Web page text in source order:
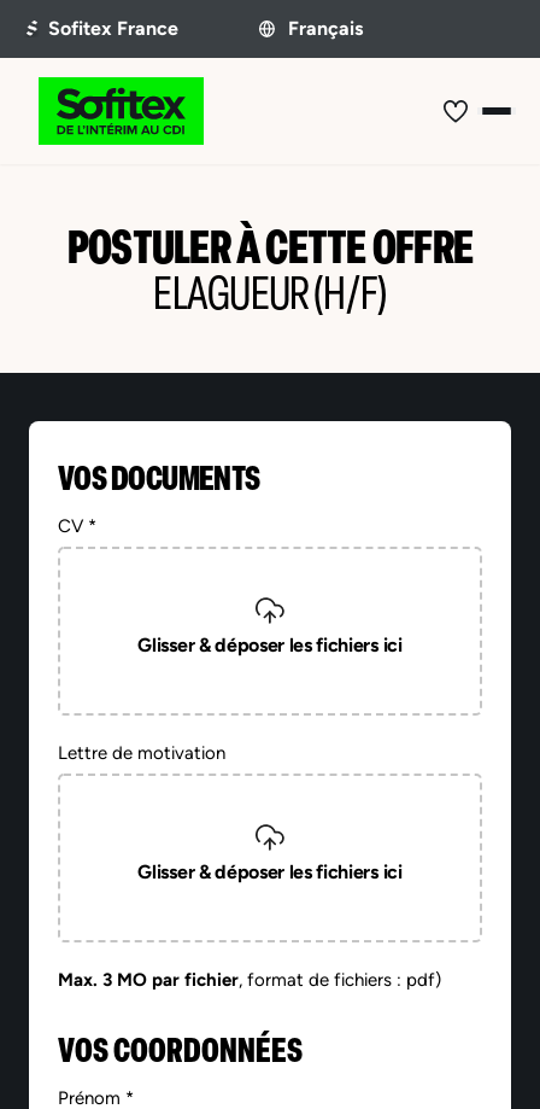
POSTULER À CETTE OFFRE
ELAGUEUR (H/F)
VOS DOCUMENTS
CV *
Glisser & déposer les fichiers ici
Lettre de motivation
Glisser & déposer les fichiers ici
Max. 3 MO par fichier, format de fichiers : pdf)
VOS COORDONNÉES
Prénom *